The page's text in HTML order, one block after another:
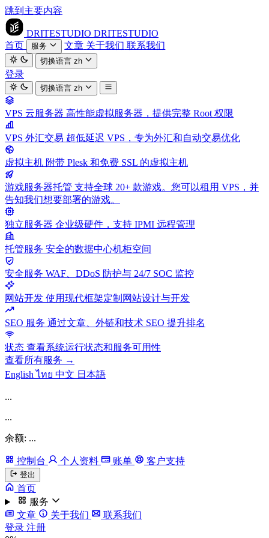
跳到主要内容
DRITESTUDIO DRITESTUDIO
首页
服务 文章 关于我们 联系我们
切换语言zh
登录
切换语言zh
VPS 云服务器 高性能虚拟服务器，提供完整 Root 权限
VPS 外汇交易 超低延迟 VPS，专为外汇和自动交易优化
虚拟主机 附带 Plesk 和免费 SSL 的虚拟主机
游戏服务器托管 支持全球 20+ 款游戏。您可以租用 VPS，并
告知我们想要部署的游戏。
独立服务器 企业级硬件，支持 IPMI 远程管理
托管服务 安全的数据中心机柜空间
安全服务 WAF、DDoS 防护与 24/7 SOC 监控
网站开发 使用现代框架定制网站设计与开发
SEO 服务 通过文章、外链和技术 SEO 提升排名
状态 查看系统运行状态和服务可用性
查看所有服务 →
Englishไทย 中文 日本語
...
...
余额: ...
控制台 个人资料 账单 客户支持
登出
首页
服务
文章
关于我们
联系我们
登录 注册